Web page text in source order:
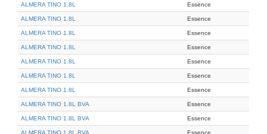
ALMERA TINO 1.8L Essence
ALMERA TINO 1.8L Essence
ALMERA TINO 1.8L Essence
ALMERA TINO 1.8L Essence
ALMERA TINO 1.8L Essence
ALMERA TINO 1.8L Essence
ALMERA TINO 1.8L Essence
ALMERA TINO 1.8L BVA Essence
ALMERA TINO 1.8L BVA Essence
ALMERA TINO 1.8L BVA Essence